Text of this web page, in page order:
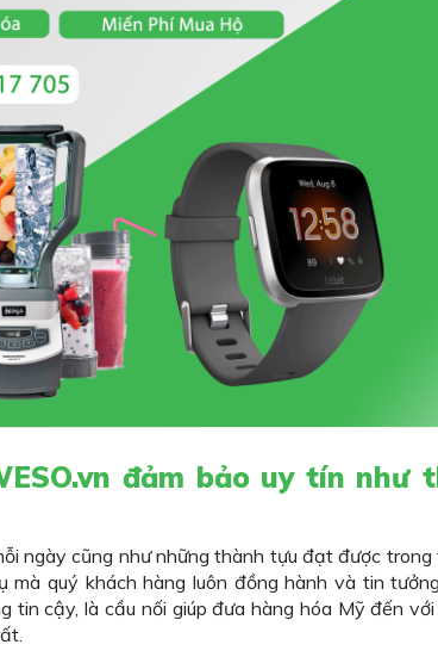
đảm bảo uy tín như
ngày cũng như những thành tựu đạt được trong
quý khách hàng luôn đồng hành và tin
tin cậy, là cầu nối giúp đưa hàng hóa Mỹ đến